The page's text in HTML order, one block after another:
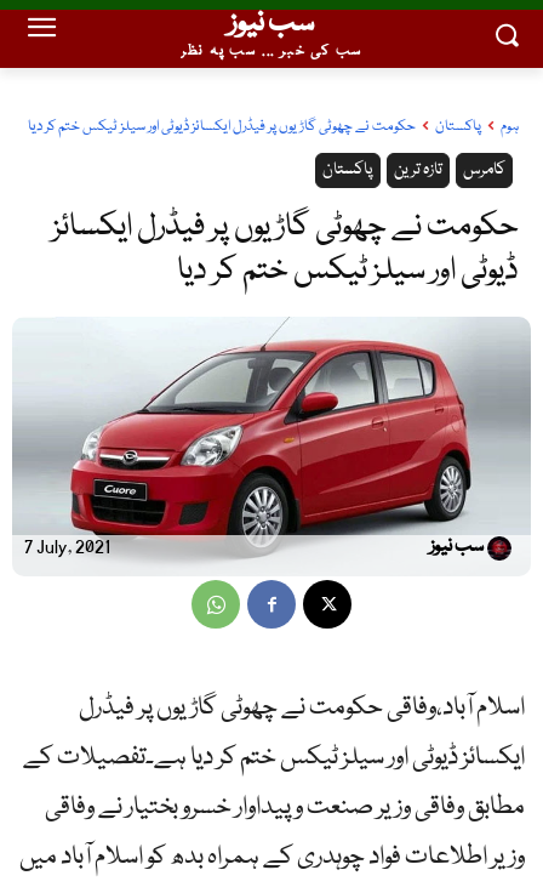
سب نیوز
سب کی خبر ... سب پہ نظر
ہوم پاکستان حکومت نے چھوٹی گاڑیوں پر فیڈرل ایکسائز ڈیوٹی اور سیلز ٹیکس ختم کر دیا
پاکستان تازہ ترین کامرس
حکومت نے چھوٹی گاڑیوں پر فیڈرل ایکسائز
ڈیوٹی اور سیلز ٹیکس ختم کر دیا
7 July, 2021 سب نیوز
اسلام آباد،وفاقی حکومت نے چھوٹی گاڑیوں پر فیڈرل
ایکسائز ڈیوٹی اور سیلز ٹیکس ختم کر دیا ہے۔تفصیلات کے
مطابق وفاقی وزیر صنعت و پیداوار خسرو بختیار نے وفاقی
وزیر اطلاعات فواد چوہدری کے ہمراہ بدھ کو اسلام آباد میں